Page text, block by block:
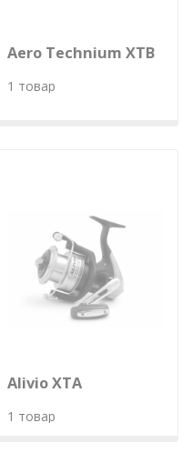
Aero Technium XTB
1 товар
Alivio XTA
1 товар